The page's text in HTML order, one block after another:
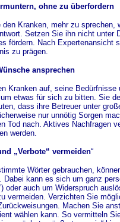
ohne zu überfordern
den Kranken, mehr zu
Setzen Sie ihn nicht unter
fördern. Nach Expertenansicht
zu prägen.
ansprechen
Kranken auf, seine
etwas für sich zu bitten. Sie
dass ihre Betreuer unter
nur unnötig Sorgen
Tod nach. Aktives Nachfragen
werden.
„Verbote“ vermeiden“
Wörter gebrauchen,
kann es sich um ganz
oder auch um Widerspruch
vermeiden. Verzichten Sie
Machen Sie
wählen kann. So vermitteln